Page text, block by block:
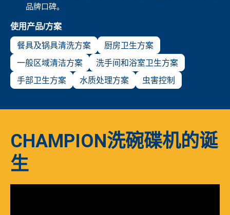
品牌口碑。
使用产品/方案
餐具及锅具清洗方案
厨房卫生方案
一般区域清洁方案
洗手间和浴室卫生方案
手部卫生方案
水质处理方案 虫害控制
CHAMPION洗碗碟机的诞
生